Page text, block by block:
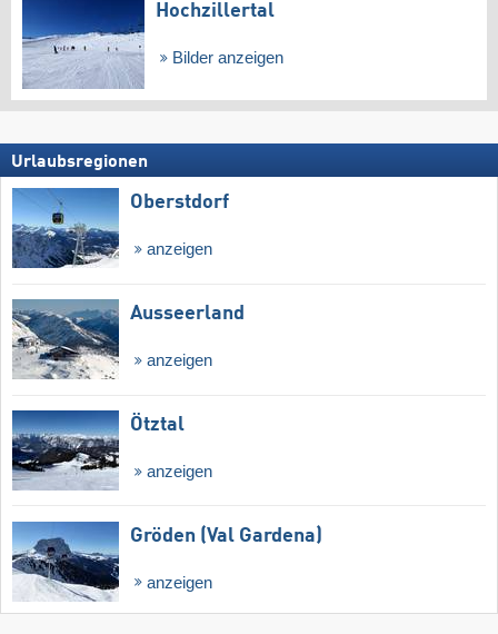
Hochzillertal
Bilder anzeigen
Urlaubsregionen
Oberstdorf
anzeigen
Ausseerland
anzeigen
Ötztal
anzeigen
Gröden (Val Gardena)
anzeigen